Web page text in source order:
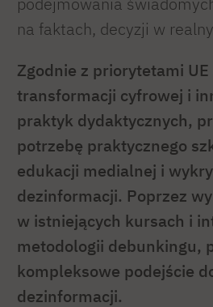
na faktach, decyzji w
Zgodnie z priorytetami
transformacji cyfrowej i
praktyk dydaktycznych,
potrzebę praktycznego
edukacji medialnej i
dezinformacji. Poprzez
w istniejących kursach i
metodologii debunkingu,
kompleksowe podejście
dezinformacji.